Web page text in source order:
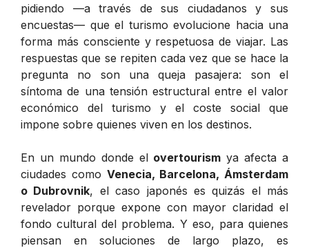
pidiendo —a través de sus ciudadanos y sus
encuestas— que el turismo evolucione hacia una
forma más consciente y respetuosa de viajar. Las
respuestas que se repiten cada vez que se hace la
pregunta no son una queja pasajera: son el
síntoma de una tensión estructural entre el valor
económico del turismo y el coste social que
impone sobre quienes viven en los destinos.
En un mundo donde el overtourism ya afecta a
ciudades como Venecia, Barcelona, Ámsterdam
o Dubrovnik, el caso japonés es quizás el más
revelador porque expone con mayor claridad el
fondo cultural del problema. Y eso, para quienes
piensan en soluciones de largo plazo, es